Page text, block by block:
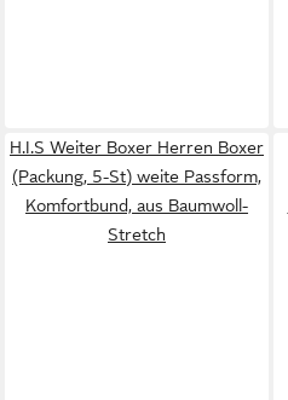
H.I.S Weiter Boxer Herren Boxer
(Packung, 5-St) weite Passform,
Komfortbund, aus Baumwoll-
Stretch